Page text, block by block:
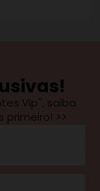
Vip'', saiba
>>